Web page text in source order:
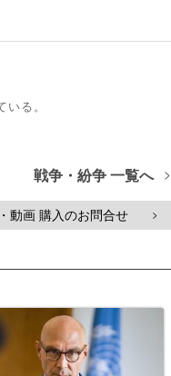
る。
戦争・紛争 一覧へ >
動画 購入のお問合せ >